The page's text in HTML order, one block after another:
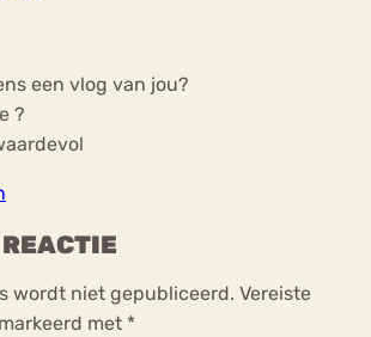
een vlog van jou?
?
wordt niet gepubliceerd. Vereiste
met *